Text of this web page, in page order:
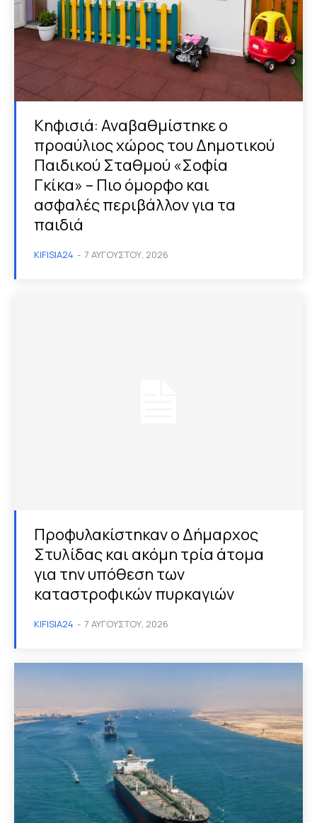
Κηφισιά: Αναβαθμίστηκε ο
προαύλιος χώρος του Δημοτικού
Παιδικού Σταθμού «Σοφία
Γκίκα» – Πιο όμορφο και
ασφαλές περιβάλλον για τα
παιδιά
KIFISIA24 - 7 ΑΥΓΟΎΣΤΟΥ, 2026
Προφυλακίστηκαν ο Δήμαρχος
Στυλίδας και ακόμη τρία άτομα
για την υπόθεση των
καταστροφικών πυρκαγιών
KIFISIA24 - 7 ΑΥΓΟΎΣΤΟΥ, 2026